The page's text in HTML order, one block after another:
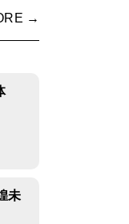
→
未